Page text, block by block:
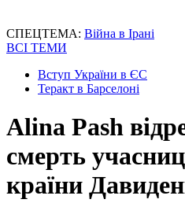
СПЕЦТЕМА: Війна в Ірані
ВСІ ТЕМИ
Вступ України в ЄС
Теракт в Барселоні
Alina Pash
смерть
країни